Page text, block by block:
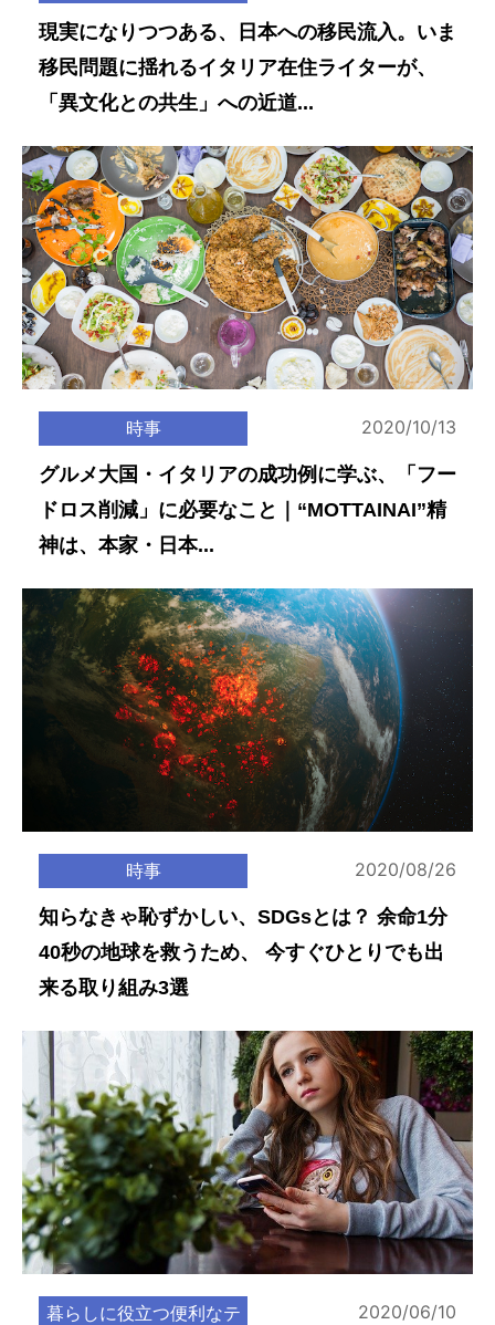
現実になりつつある、日本への移民流入。いま
移民問題に揺れるイタリア在住ライターが、
「異文化との共生」への近道...
時事 2020/10/13
グルメ大国・イタリアの成功例に学ぶ、「フー
ドロス削減」に必要なこと｜“MOTTAINAI”精
神は、本家・日本...
時事 2020/08/26
知らなきゃ恥ずかしい、SDGsとは？ 余命1分
40秒の地球を救うため、 今すぐひとりでも出
来る取り組み3選
暮らしに役立つ便利なテ 2020/06/10